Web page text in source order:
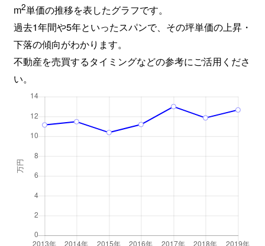
m2単価の推移を表したグラフです。
過去1年間や5年といったスパンで、その坪単価の上昇・
下落の傾向がわかります。
不動産を売買するタイミングなどの参考にご活用くださ
い。